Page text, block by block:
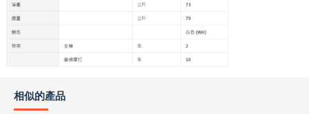
相似的產品